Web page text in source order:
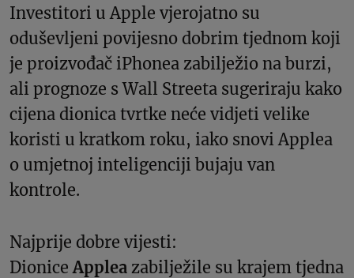
Investitori u Apple vjerojatno su
oduševljeni povijesno dobrim tjednom koji
je proizvođač iPhonea zabilježio na burzi,
ali prognoze s Wall Streeta sugeriraju kako
cijena dionica tvrtke neće vidjeti velike
koristi u kratkom roku, iako snovi Applea
o umjetnoj inteligenciji bujaju van
kontrole.
Najprije dobre vijesti:
Dionice Applea zabilježile su krajem tjedna